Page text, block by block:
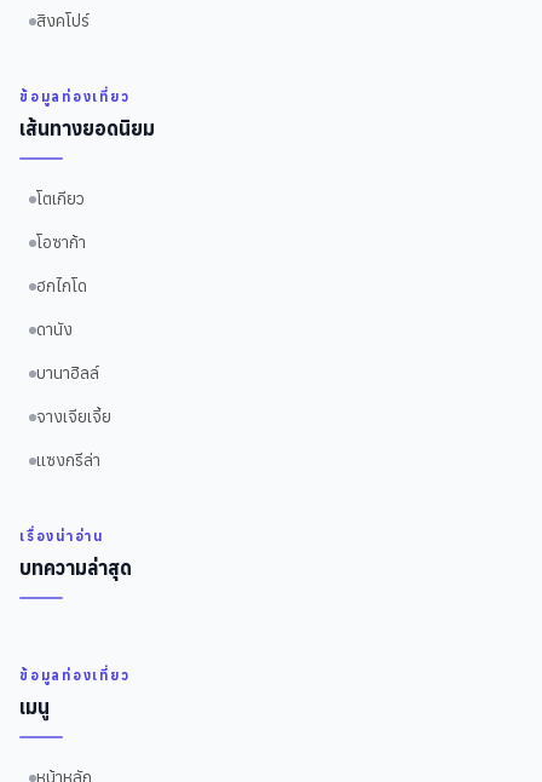
สิงคโปร์
ข้อมูลท่องเที่ยว
เส้นทางยอดนิยม
โตเกียว
โอซาก้า
ฮกไกโด
ดานัง
บานาฮิลล์
จางเจียเจี้ย
แซงกรีล่า
เรื่องน่าอ่าน
บทความล่าสุด
ข้อมูลท่องเที่ยว
เมนู
หน้าหลัก